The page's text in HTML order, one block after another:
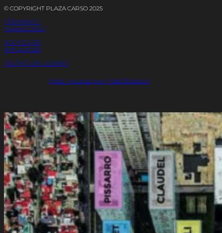
© COPYRIGHT PLAZA CARSO 2025
TÉRMINOS Y
CONDICIONES
POLÍTICA DE
PRIVACIDAD
POLÍTICA DE COOKIES
Web creada por Visibilidadon